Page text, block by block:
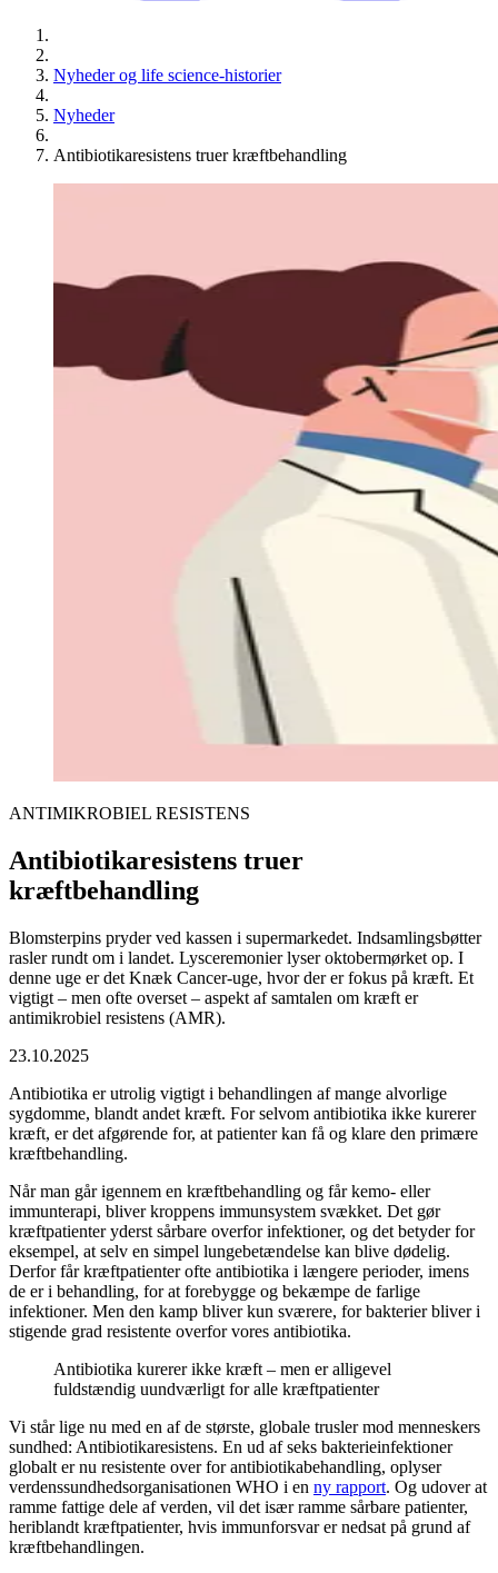
Nyheder og life science-historier
Nyheder
Antibiotikaresistens truer kræftbehandling
ANTIMIKROBIEL RESISTENS
Antibiotikaresistens truer
kræftbehandling
Blomsterpins pryder ved kassen i supermarkedet. Indsamlingsbøtter
rasler rundt om i landet. Lysceremonier lyser oktobermørket op. I
denne uge er det Knæk Cancer-uge, hvor der er fokus på kræft. Et
vigtigt – men ofte overset – aspekt af samtalen om kræft er
antimikrobiel resistens (AMR).
23.10.2025
Antibiotika er utrolig vigtigt i behandlingen af mange alvorlige
sygdomme, blandt andet kræft. For selvom antibiotika ikke kurerer
kræft, er det afgørende for, at patienter kan få og klare den primære
kræftbehandling.
Når man går igennem en kræftbehandling og får kemo- eller
immunterapi, bliver kroppens immunsystem svækket. Det gør
kræftpatienter yderst sårbare overfor infektioner, og det betyder for
eksempel, at selv en simpel lungebetændelse kan blive dødelig.
Derfor får kræftpatienter ofte antibiotika i længere perioder, imens
de er i behandling, for at forebygge og bekæmpe de farlige
infektioner. Men den kamp bliver kun sværere, for bakterier bliver i
stigende grad resistente overfor vores antibiotika.
Antibiotika kurerer ikke kræft – men er alligevel
fuldstændig uundværligt for alle kræftpatienter
Vi står lige nu med en af de største, globale trusler mod menneskers
sundhed: Antibiotikaresistens. En ud af seks bakterieinfektioner
globalt er nu resistente over for antibiotikabehandling, oplyser
verdenssundhedsorganisationen WHO i en ny rapport. Og udover at
ramme fattige dele af verden, vil det især ramme sårbare patienter,
heriblandt kræftpatienter, hvis immunforsvar er nedsat på grund af
kræftbehandlingen.